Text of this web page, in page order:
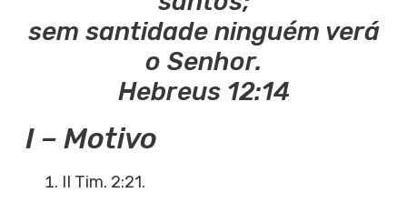
sem santidade ninguém verá
o Senhor.
Hebreus 12:14
I – Motivo
II Tim. 2:21.